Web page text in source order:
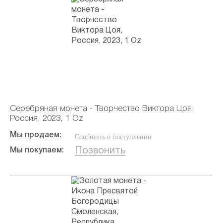
Серебряная монета - Творчество Виктора Цоя,
Россия, 2023, 1 Oz
Мы продаем: Сообщить о поступлении
Мы покупаем: Позвонить